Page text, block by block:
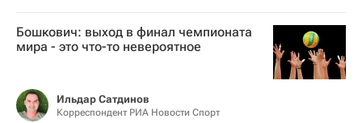
Волейбол
Бошкович: выход в финал чемпионата
мира - это что-то невероятное
Ильдар Сатдинов
Корреспондент РИА Новости Спорт